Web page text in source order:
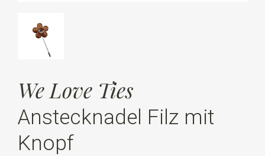
We Love Ties
Anstecknadel Filz mit
Knopf